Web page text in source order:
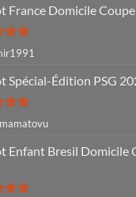
France Domicile
sur
Spécial-Édition PSG
sur
Enfant Bresil Domicile